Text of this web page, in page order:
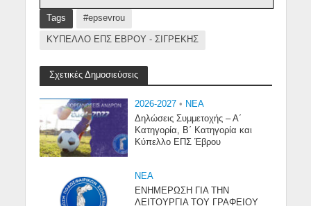
Tags #epsevrou
ΚΥΠΕΛΛΟ ΕΠΣ ΕΒΡΟΥ - ΣΙΓΡΕΚΗΣ
Σχετικές Δημοσιεύσεις
2026-2027 • NEA
Δηλώσεις Συμμετοχής – Α΄
Κατηγορία, Β΄ Κατηγορία και
Κύπελλο ΕΠΣ Έβρου
NEA
ΕΝΗΜΕΡΩΣΗ ΓΙΑ ΤΗΝ
ΛΕΙΤΟΥΡΓΙΑ ΤΟΥ ΓΡΑΦΕΙΟΥ